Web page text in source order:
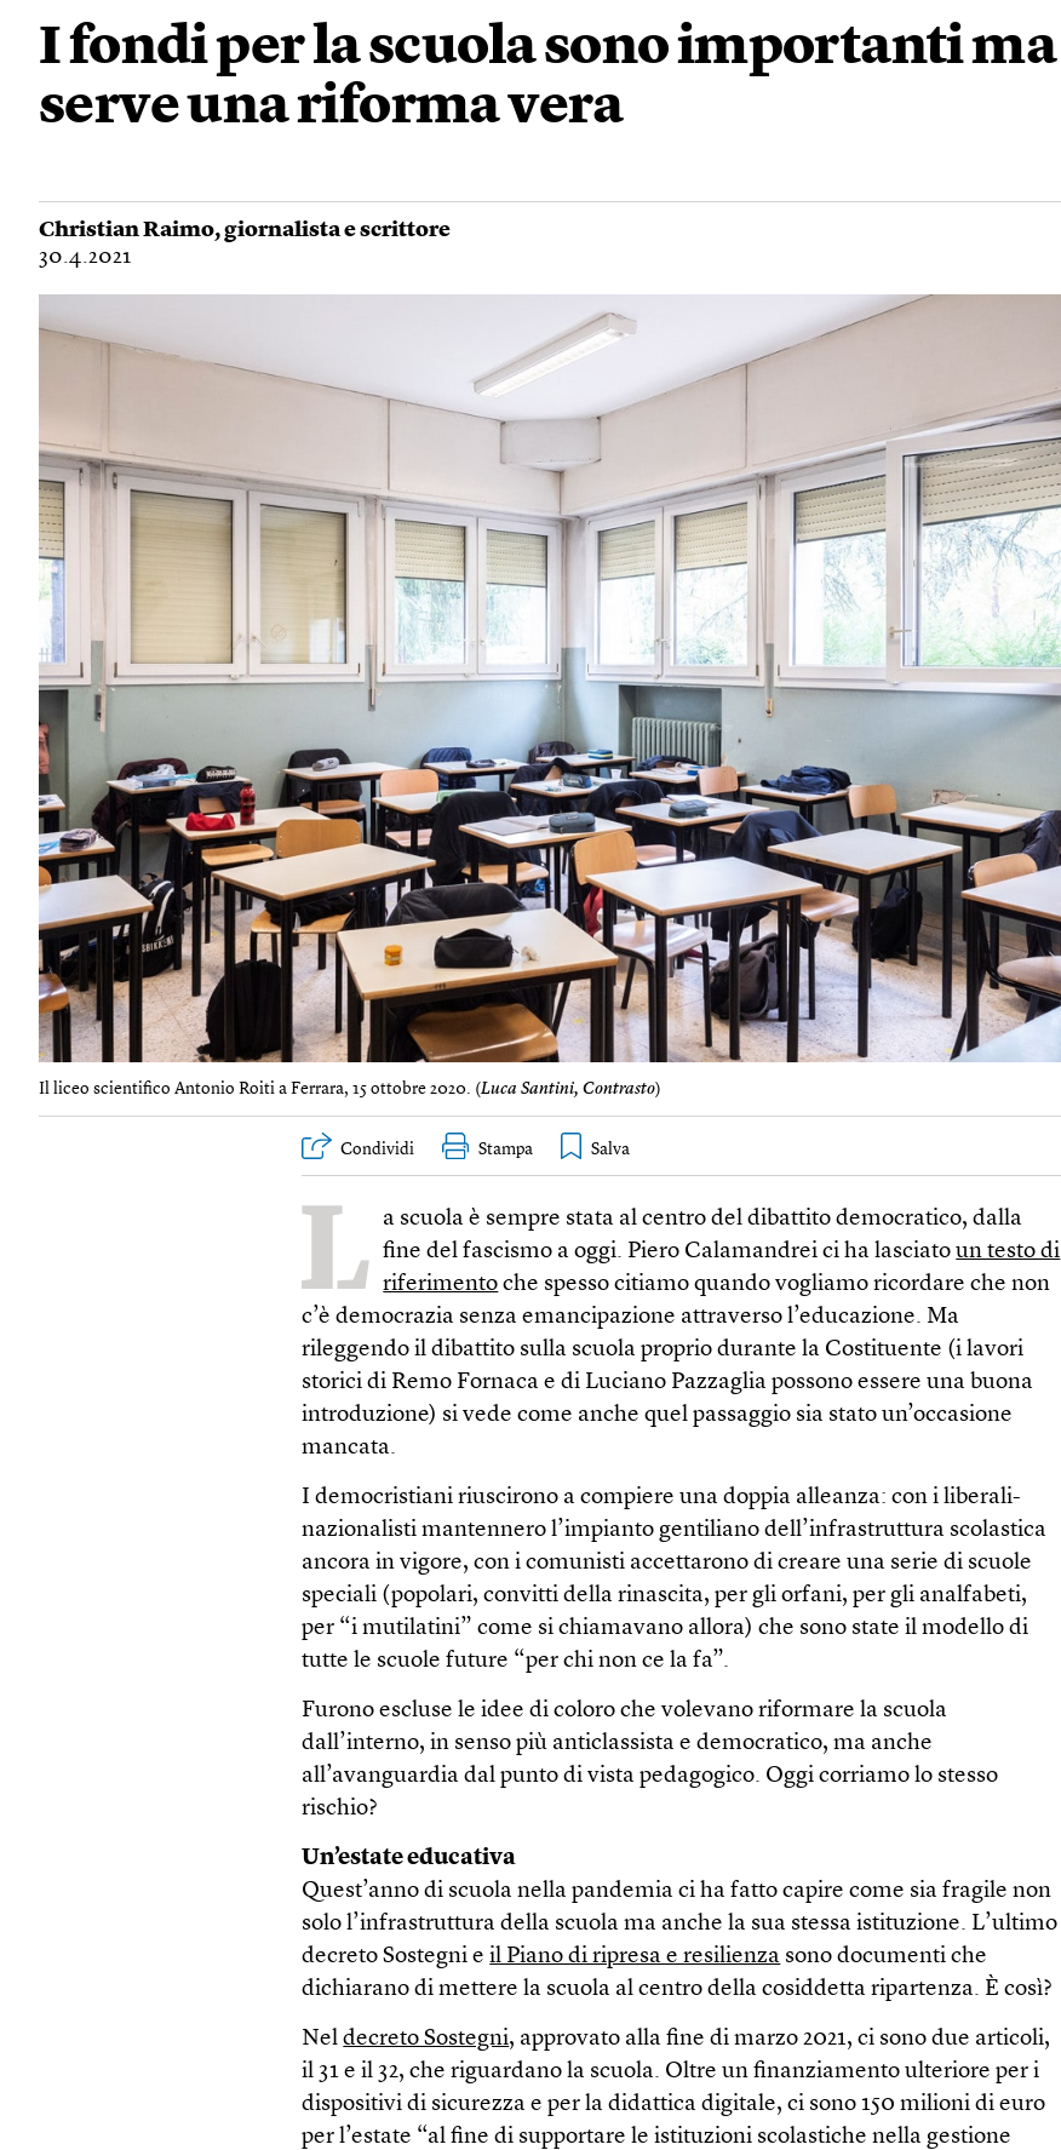
I fondi per la scuola sono importanti ma
serve una riforma vera
Christian Raimo, giornalista e scrittore
30.4.2021
Il liceo scientif​ico Antonio Roiti a Ferrara, 15 ottobre 2020. (Luca Santini, Contrasto)
Condividi Stampa
L
a scuola è sempre stata al centro del dibattito democratico, dalla
fine del fascismo a oggi. Piero Calamandrei ci ha lasciatoun testo di
riferimento che spesso citiamo quando vogliamo ricordare che non
c’è democrazia senza emancipazione attraverso l’educazione. Ma
rileggendo il dibattito sulla scuola proprio durante la Costituente (i lavori
storici di Remo Fornaca e di Luciano Pazzaglia possono essere una buona
introduzione) si vede come anche quel passaggio sia stato un’occasione
mancata.
I democristiani riuscirono a compiere una doppia alleanza: con i liberali-
nazionalisti mantennero l’impianto gentiliano dell’infrastruttura scolastica
ancora in vigore, con i comunisti accettarono di creare una serie di scuole
speciali (popolari, convitti della rinascita, per gli orfani, per gli analfabeti,
per “i mutilatini” come si chiamavano allora) che sono state il modello di
tutte le scuole future “per chi non ce la fa”.
Furono escluse le idee di coloro che volevano riformare la scuola
dall’interno, in senso più anticlassista e democratico, ma anche
all’avanguardia dal punto di vista pedagogico. Oggi corriamo lo stesso
rischio?
Un’estate educativa
Quest’anno di scuola nella pandemia ci ha fatto capire come sia fragile non
solo l’infrastruttura della scuola ma anche la sua stessa istituzione. L’ultimo
decreto Sostegni eil Piano di ripresa e resilienza sono documenti che
dichiarano di mettere la scuola al centro della cosiddetta ripartenza. È così?
Neldecreto Sostegni, approvato alla fine di marzo 2021, ci sono due articoli,
il 31 e il 32, che riguardano la scuola. Oltre un finanziamento ulteriore per i
dispositivi di sicurezza e per la didattica digitale, ci sono 150 milioni di euro
per l’estate “al fine di supportare le istituzioni scolastiche nella gestione